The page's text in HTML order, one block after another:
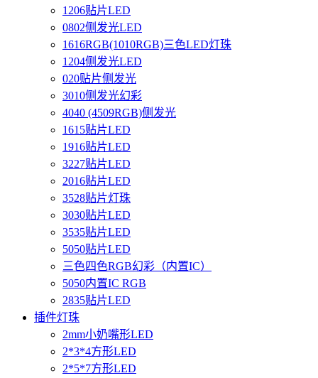
1206贴片LED
0802侧发光LED
1616RGB(1010RGB)三色LED灯珠
1204侧发光LED
020贴片侧发光
3010侧发光幻彩
4040 (4509RGB)侧发光
1615贴片LED
1916贴片LED
3227贴片LED
2016贴片LED
3528贴片灯珠
3030贴片LED
3535贴片LED
5050贴片LED
三色四色RGB幻彩（内置IC）
5050内置IC RGB
2835贴片LED
插件灯珠
2mm小奶嘴形LED
2*3*4方形LED
2*5*7方形LED